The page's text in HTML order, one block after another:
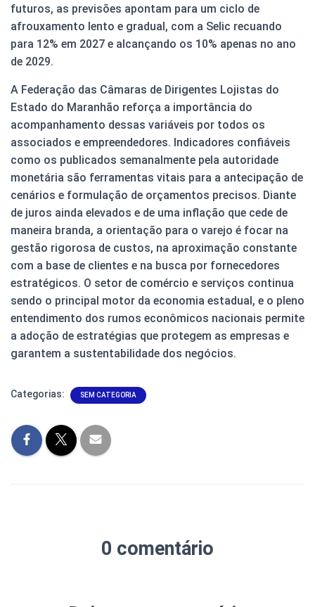
futuros, as previsões apontam para um ciclo de
afrouxamento lento e gradual, com a Selic recuando
para 12% em 2027 e alcançando os 10% apenas no ano
de 2029.
A Federação das Câmaras de Dirigentes Lojistas do
Estado do Maranhão reforça a importância do
acompanhamento dessas variáveis por todos os
associados e empreendedores. Indicadores confiáveis
como os publicados semanalmente pela autoridade
monetária são ferramentas vitais para a antecipação de
cenários e formulação de orçamentos precisos. Diante
de juros ainda elevados e de uma inflação que cede de
maneira branda, a orientação para o varejo é focar na
gestão rigorosa de custos, na aproximação constante
com a base de clientes e na busca por fornecedores
estratégicos. O setor de comércio e serviços continua
sendo o principal motor da economia estadual, e o pleno
entendimento dos rumos econômicos nacionais permite
a adoção de estratégias que protegem as empresas e
garantem a sustentabilidade dos negócios.
Categorias: SEM CATEGORIA
0 comentário